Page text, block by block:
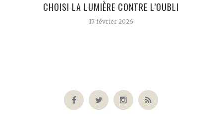
CHOISI LA LUMIÈRE CONTRE L’OUBLI
17 février 2026